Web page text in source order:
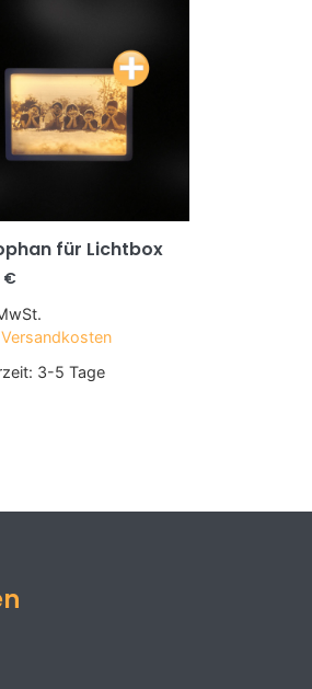
für Lichtbox
€
Versandkosten
3-5 Tage